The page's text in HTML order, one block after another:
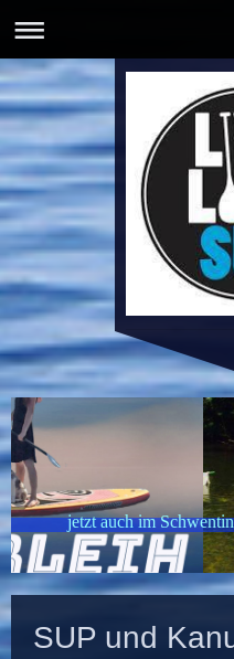
jetzt auch im
SUP und